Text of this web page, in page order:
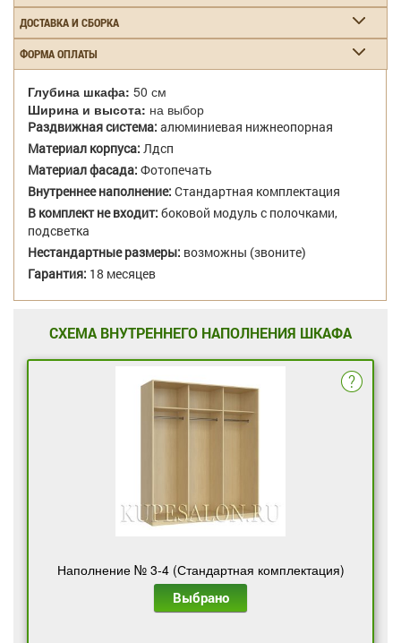
ДОСТАВКА И СБОРКА
ФОРМА ОПЛАТЫ
Глубина шкафа: 50 см
Ширина и высота: на выбор
Раздвижная система: алюминиевая нижнеопорная
Материал корпуса: Лдсп
Материал фасада: Фотопечать
Внутреннее наполнение: Стандартная комплектация
В комплект не входит: боковой модуль с полочками,
подсветка
Нестандартные размеры: возможны (звоните)
Гарантия: 18 месяцев
СХЕМА ВНУТРЕННЕГО НАПОЛНЕНИЯ ШКАФА
Наполнение № 3-4 (Стандартная комплектация)
Выбрано